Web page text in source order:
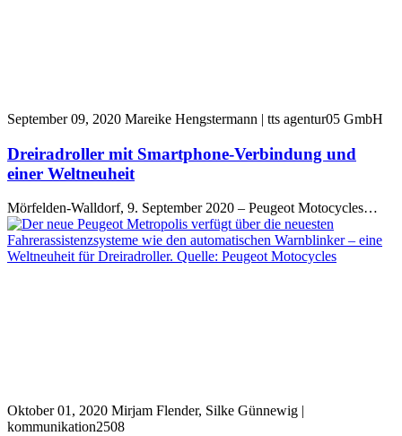
September 09, 2020 Mareike Hengstermann | tts agentur05 GmbH
Dreiradroller mit Smartphone-Verbindung und
einer Weltneuheit
Mörfelden-Walldorf, 9. September 2020 – Peugeot Motocycles…
Oktober 01, 2020 Mirjam Flender, Silke Günnewig |
kommunikation2508